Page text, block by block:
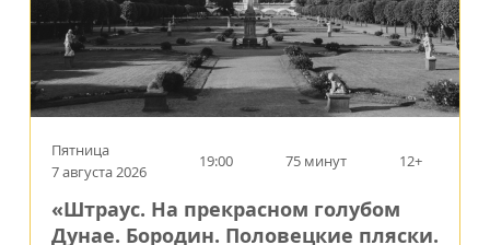
Пятница
7 августа 2026
19:00 75 минут 12+
«Штраус. На прекрасном голубом
Дунае. Бородин. Половецкие пляски.